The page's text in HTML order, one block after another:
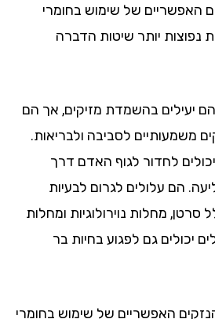
האפשריים של שימוש בחומרי
נפוצות יותר שיטות הדברה
יעילים בהשמדת מזיקים, אך הם
משמעותיים לסביבה ולבריאות.
לחדור לגוף האדם דרך
הם עלולים לגרום לבעיות
סרטן, מחלות נוירולוגיות ומחלות
יכולים גם לפגוע בחיות בר
האפשריים של שימוש בחומרי